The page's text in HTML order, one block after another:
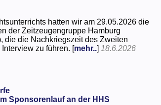
hatten wir am 29.05.2026 die
der Zeitzeugengruppe Hamburg
die die Nachkriegszeit des Zweiten
zu führen. [mehr..] 18.6.2026
Sponsorenlauf an der HHS